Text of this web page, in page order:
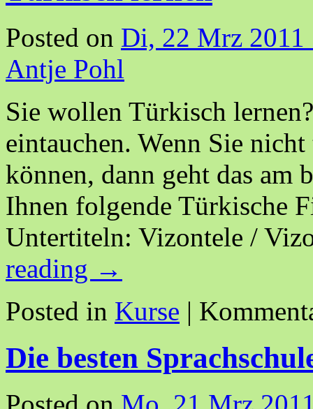
Posted on Di, 22 Mrz 2011
Antje Pohl
Sie wollen Türkisch
eintauchen. Wenn Sie
können, dann geht das am
Ihnen folgende Türkische
Untertiteln: Vizontele /
reading →
Posted in Kurse |
Die besten